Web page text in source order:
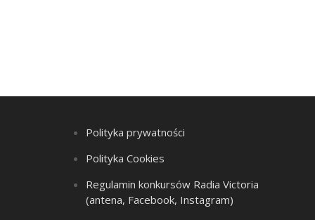
Polityka prywatności
Polityka Cookies
Regulamin konkursów Radia Victoria
(antena, Facebook, Instagram)